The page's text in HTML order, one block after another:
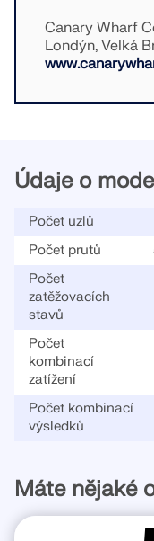
Canary Wharf
Londýn, Velká
Údaje o
Počet uzlů
Počet prutů
Počet
zatěžovacích
stavů
Počet
kombinací
zatížení
Počet kombinací
výsledků
Máte nějaké